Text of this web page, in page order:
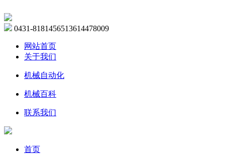
0431-8181456513614478009
网站首页
关于我们
机械自动化
机械百科
联系我们
首页